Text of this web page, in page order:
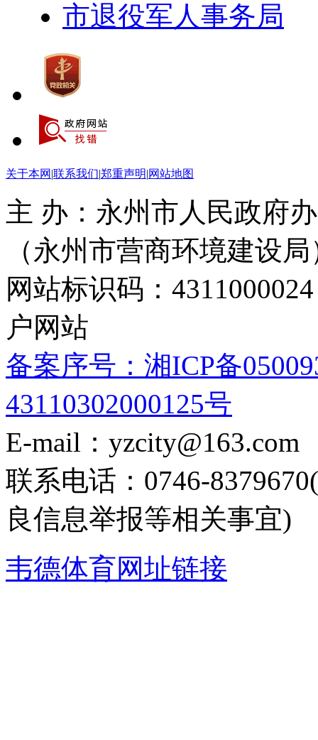
市退役军人事务局
关于本网 |联系我们|郑重声明|网站地图
主 办：永州市人民政府
（永州市营商环境建设局
网站标识码：
户网站
备案序号：湘ICP备
43110302000125号
E-mail：yzcity@163.com
联系电话：0746-
良信息举报等相关事宜)
韦德体育网址链接